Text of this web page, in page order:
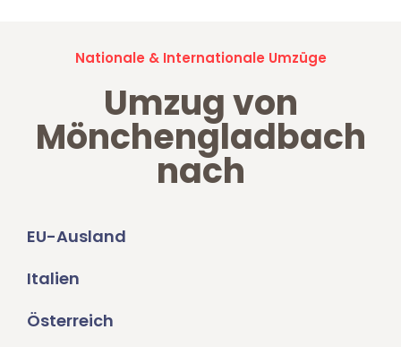
Nationale & Internationale Umzüge
Umzug von
Mönchengladbach
nach
EU-Ausland
Italien
Österreich